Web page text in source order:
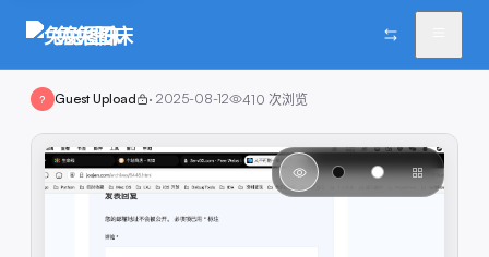
兔兔图床
? Guest Upload · 2025-08-12 410 次浏览